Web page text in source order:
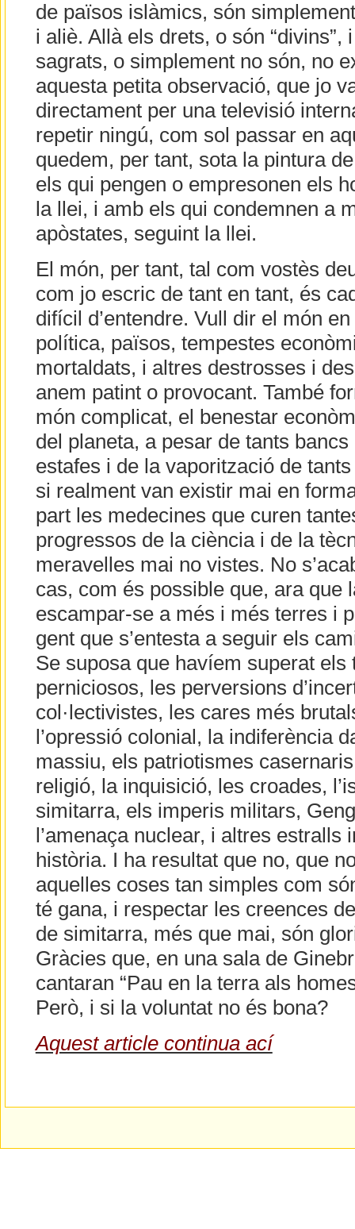
de països islàmics, són
i aliè. Allà els drets, o són “divins”,
sagrats, o simplement no són, no
aquesta petita observació, que jo
directament per una televisió
repetir ningú, com sol passar en
quedem, per tant, sota la pintura
els qui pengen o empresonen els
la llei, i amb els qui condemnen a
apòstates, seguint la llei.
El món, per tant, tal com vostès
com jo escric de tant en tant, és
difícil d’entendre. Vull dir el món
política, països, tempestes
mortaldats, i altres destrosses i
anem patint o provocant. També
món complicat, el benestar
del planeta, a pesar de tants
estafes i de la vaporització de
si realment van existir mai en
part les medecines que curen
progressos de la ciència i de la
meravelles mai no vistes. No
cas, com és possible que, ara que
escampar-se a més i més terres i
gent que s’entesta a seguir els
Se suposa que havíem superat els
perniciosos, les perversions
col·lectivistes, les cares més
l’opressió colonial, la indiferència
massiu, els patriotismes
religió, la inquisició, les croades,
simitarra, els imperis militars,
l’amenaça nuclear, i altres estralls
història. I ha resultat que no, que
aquelles coses tan simples com
té gana, i respectar les creences
de simitarra, més que mai, són
Gràcies que, en una sala de
cantaran “Pau en la terra als
Però, i si la voluntat no és bona?
Aquest article continua ací